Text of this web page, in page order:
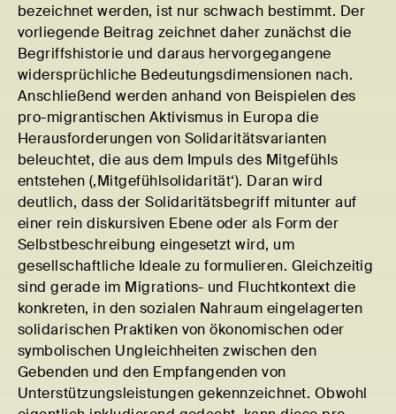
bezeichnet werden, ist nur schwach bestimmt. Der
vorliegende Beitrag zeichnet daher zunächst die
Begriffshistorie und daraus hervorgegangene
widersprüchliche Bedeutungsdimensionen nach.
Anschließend werden anhand von Beispielen des
pro-migrantischen Aktivismus in Europa die
Herausforderungen von Solidaritätsvarianten
beleuchtet, die aus dem Impuls des Mitgefühls
entstehen (‚Mitgefühlsolidarität‘). Daran wird
deutlich, dass der Solidaritätsbegriff mitunter auf
einer rein diskursiven Ebene oder als Form der
Selbstbeschreibung eingesetzt wird, um
gesellschaftliche Ideale zu formulieren. Gleichzeitig
sind gerade im Migrations- und Fluchtkontext die
konkreten, in den sozialen Nahraum eingelagerten
solidarischen Praktiken von ökonomischen oder
symbolischen Ungleichheiten zwischen den
Gebenden und den Empfangenden von
Unterstützungsleistungen gekennzeichnet. Obwohl